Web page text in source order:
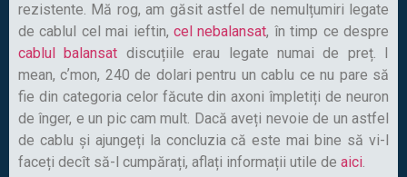
rezistente. Mă rog, am găsit astfel de nemulțumiri legate
de cablul cel mai ieftin, cel nebalansat, în timp ce despre
cablul balansat discuțiile erau legate numai de preț. I
mean, cʼmon, 240 de dolari pentru un cablu ce nu pare să
fie din categoria celor făcute din axoni împletiți de neuron
de înger, e un pic cam mult. Dacă aveți nevoie de un astfel
de cablu și ajungeți la concluzia că este mai bine să vi-l
faceți decît să-l cumpărați, aflați informații utile de aici.